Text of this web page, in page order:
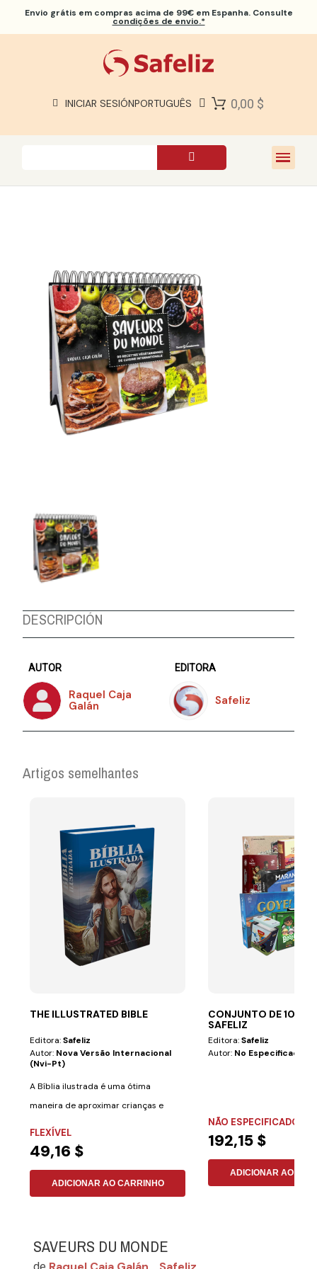
Envio grátis em compras acima de 99€ em Espanha. Consulte
condições de envio.*
INICIAR SESIÓNPORTUGUÊS 0,00 $
SOBRE NÓS
DESCRIPCIÓN
AUTOR
Raquel Caja
Galán
EDITORA
Safeliz
Artigos semelhantes
THE ILLUSTRATED BIBLE
Editora:Safeliz
Autor: Nova Versão Internacional
(nvi-Pt)
A Bíblia ilustrada é uma ótima
maneira de aproximar crianças e
adultos de um...
FLEXÍVEL
49,16 $
ADICIONAR AO CARRINHO
CONJUNTO DE 10
SAFELIZ
Editora:Safeliz
Autor: No Especificado
NÃO ESPECIFICADO
192,15 $
ADICIONAR AO
SAVEURS DU MONDE